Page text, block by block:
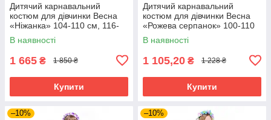
Дитячий карнавальний
костюм для дівчинки Весна
«Ніжанка» 104-110 см, 116-
128 см, 128-140 см, зелений
В наявності
1 665 ₴ 1 850 ₴
Купити
Дитячий карнавальний
костюм для дівчинки Весна
«Рожева серпанок» 100-110
см, 115-125 см, рожевий
В наявності
1 105,20 ₴ 1 228 ₴
Купити
–10% –10%